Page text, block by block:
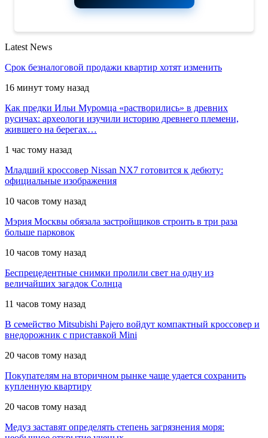
Latest News
Срок безналоговой продажи квартир хотят изменить
16 минут тому назад
Как предки Ильи Муромца «растворились» в древних
русичах: археологи изучили историю древнего племени,
жившего на берегах…
1 час тому назад
Младший кроссовер Nissan NX7 готовится к дебюту:
официальные изображения
10 часов тому назад
Мэрия Москвы обязала застройщиков строить в три раза
больше парковок
10 часов тому назад
Беспрецедентные снимки пролили свет на одну из
величайших загадок Солнца
11 часов тому назад
В семейство Mitsubishi Pajero войдут компактный кроссовер и
внедорожник с приставкой Mini
20 часов тому назад
Покупателям на вторичном рынке чаще удается сохранить
купленную квартиру
20 часов тому назад
Медуз заставят определять степень загрязнения моря: